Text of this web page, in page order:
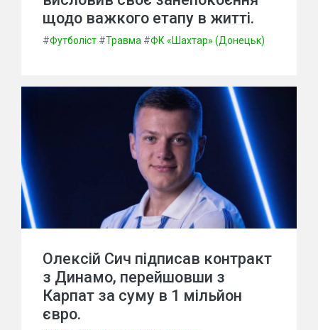
щодо важкого етапу в житті.
#Футболіст #Травма #ФК «Шахтар» (Донецьк)
Олексій Сич підписав контракт
з Динамо, перейшовши з
Карпат за суму в 1 мільйон
євро.